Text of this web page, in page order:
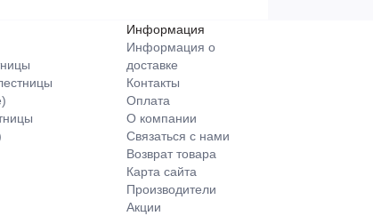
Информация
Информация о
доставке
Контакты
Оплата
О компании
Связаться с нами
Возврат товара
Карта сайта
Производители
Акции